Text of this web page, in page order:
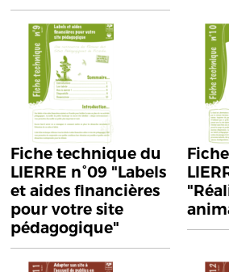
Fiche technique du
LIERRE n°09 "Labels
et aides financières
pour votre site
pédagogique"